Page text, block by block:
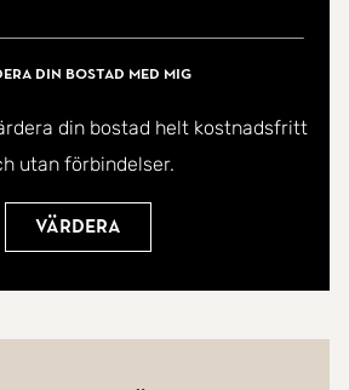
din bostad med mig
din bostad helt kostnadsfritt
utan förbindelser.
Värdera